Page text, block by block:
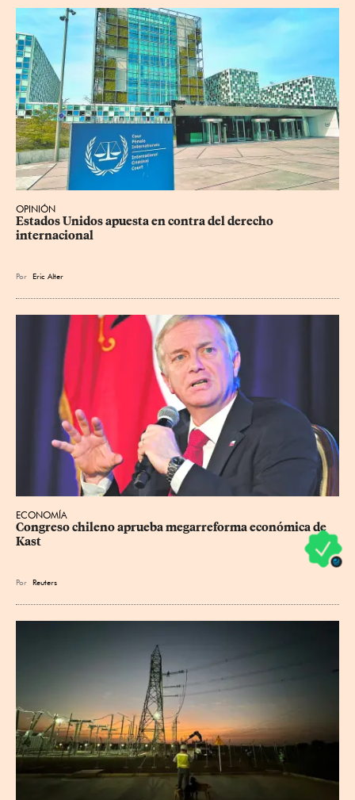
OPINIÓN
Estados Unidos apuesta en contra del derecho
internacional
Por Eric Alter
ECONOMÍA
Congreso chileno aprueba megarreforma económica de
Kast
Por Reuters